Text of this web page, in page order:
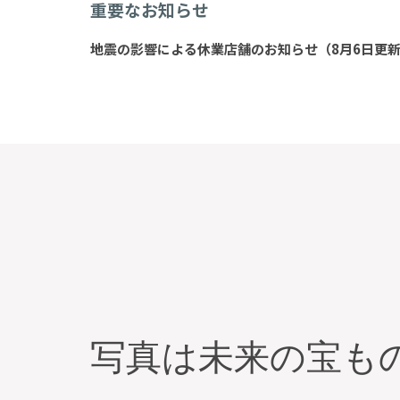
重要なお知らせ
地震の影響による休業店舗のお知らせ（8月6日更
写真は未来の宝も